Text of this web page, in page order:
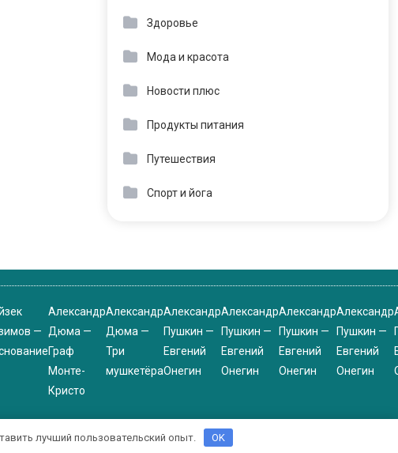
Здоровье
Мода и красота
Новости плюс
Продукты питания
Путешествия
Спорт и йога
—
Александр
Дюма —
Граф
Монте-
Кристо
Александр
Дюма —
Три
мушкетёра
Александр
Пушкин —
Евгений
Онегин
Александр
Пушкин —
Евгений
Онегин
Александр
Пушкин —
Евгений
Онегин
Александр
Пушкин —
Евгений
Онегин
лучший пользовательский опыт. OK